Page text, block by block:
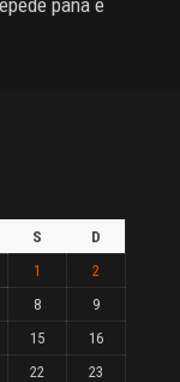
S
D
1
2
8
9
15
16
22
23